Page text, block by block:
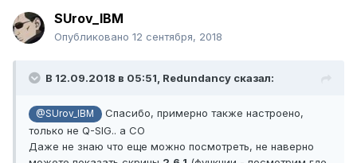
SUrov_IBM
Опубликовано 12 сентября, 2018
В 12.09.2018 в 05:51, Redundancy сказал:
@SUrov_IBM
Спасибо, примерно также настроено,
только не Q-SIG.. a CO
Даже не знаю что еще можно посмотреть, не наверно